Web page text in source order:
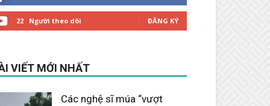
22 Người theo dõi ĐĂNG KÝ
VIẾT MỚI NHẤT
Các nghệ sĩ múa “vượt